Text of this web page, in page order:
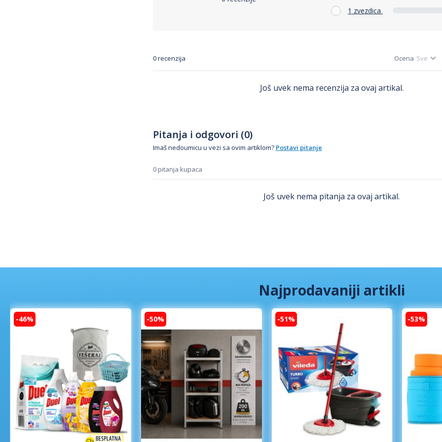
1 zvezdica
0 recenzija Ocena
Još uvek nema recenzija za ovaj artikal.
Pitanja i odgovori (0)
Imaš nedoumicu u vezi sa ovim artiklom? Postavi pitanje
0 pitanja kupaca
Još uvek nema pitanja za ovaj artikal.
Najprodavaniji artikli
-46% -50% -51% -53%